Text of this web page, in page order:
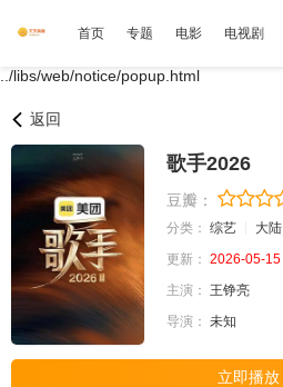
首页 专题 电影 电视剧
../libs/web/notice/popup.html
返回
歌手2026
豆瓣：
分类： 综艺 大陆
更新： 2026-05-15
主演：
王铮亮
导演： 未知
立即播放